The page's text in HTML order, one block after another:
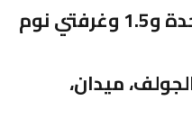
شقق بغرفة نوم واحدة و1.5 وغرفتي نوم
ميدان،